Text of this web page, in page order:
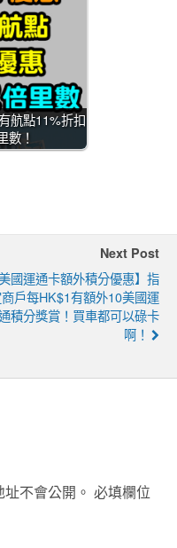
航點11%折扣
數！
Next Post
美國運通卡額外積分優惠】指
戶每HK$1有額外10美國運
積分獎賞！買車都可以碌卡
啊！
不會公開。 必填欄位